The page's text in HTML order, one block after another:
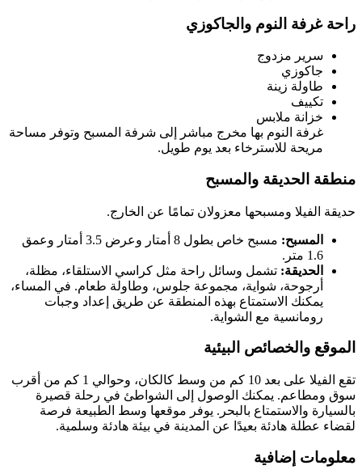
راحة غرفة النوم والجاكوزي
سرير مزدوج
جاكوزي
طاولة زينة
تكييف
خزانة ملابس
غرفة النوم بها مخرج مباشر إلى شرفة المسبح وتوفر مساحة
مريحة للاسترخاء بعد يوم طويل.
منطقة الحديقة والمسبح
حديقة الفيلا ومسبحها معزولان تمامًا عن الخارج.
المسبح:
مسبح خاص بطول 8 أمتار وعرض 3.5 أمتار وعمق
1.6 متر.
الحديقة: تشمل وسائل راحة مثل كراسي الاستلقاء، مظلة،
أرجوحة، شواية، مجموعة جلوس، وطاولة طعام. في المساء،
يمكنك الاستمتاع بهذه المنطقة عن طريق إعداد وجبات
رومانسية مع الشواية.
الموقع والخصائص البيئية
تقع الفيلا على بعد 10 كم من وسط كالكان، وحوالي 1 كم من أقرب
سوق ومطاعم. يمكنك الوصول إلى الشواطئ في رحلة قصيرة
بالسيارة والاستمتاع بالبحر. يوفر موقعها وسط الطبيعة فرصة
لقضاء عطلة هادئة بعيدًا عن المدينة في بيئة هادئة وسلمية.
معلومات إضافية